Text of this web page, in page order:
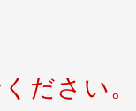
ださい。